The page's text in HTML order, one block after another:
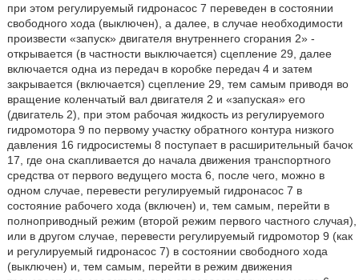
при этом регулируемый гидронасос 7 переведен в состоянии
свободного хода (выключен), а далее, в случае необходимости
произвести «запуск» двигателя внутреннего сгорания 2» -
открывается (в частности выключается) сцепление 29, далее
включается одна из передач в коробке передач 4 и затем
закрывается (включается) сцепление 29, тем самым приводя во
вращение коленчатый вал двигателя 2 и «запуская» его
(двигатель 2), при этом рабочая жидкость из регулируемого
гидромотора 9 по первому участку обратного контура низкого
давления 16 гидросистемы 8 поступает в расширительный бачок
17, где она скапливается до начала движения транспортного
средства от первого ведущего моста 6, после чего, можно в
одном случае, перевести регулируемый гидронасос 7 в
состояние рабочего хода (включен) и, тем самым, перейти в
полноприводный режим (второй режим первого частного случая),
или в другом случае, перевести регулируемый гидромотор 9 (как
и регулируемый гидронасос 7) в состоянии свободного хода
(выключен) и, тем самым, перейти в режим движения